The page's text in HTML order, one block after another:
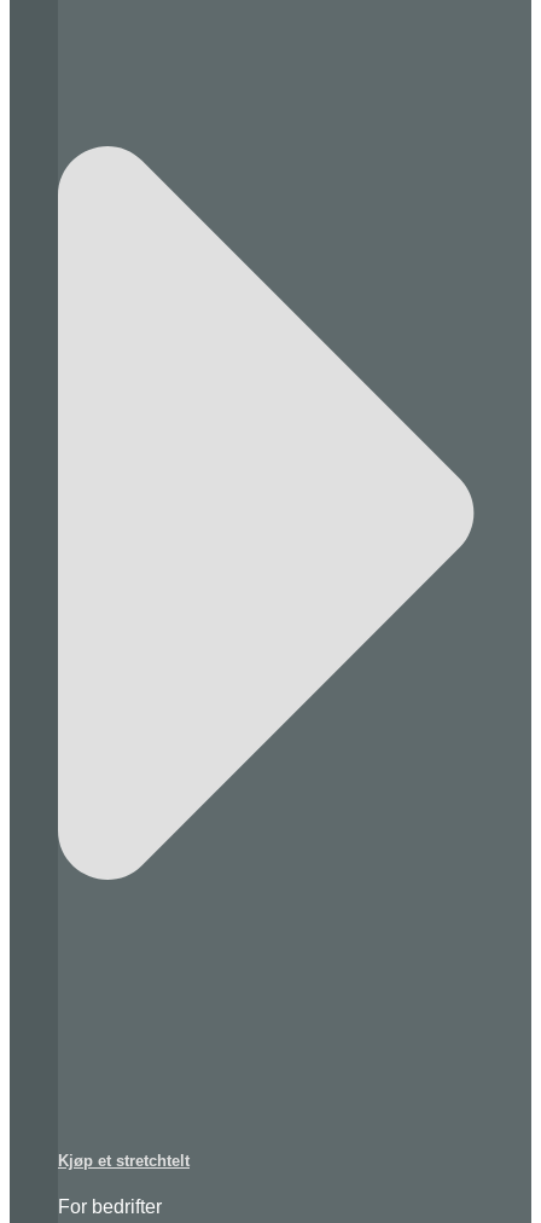
Kjøp et stretchtelt
For bedrifter